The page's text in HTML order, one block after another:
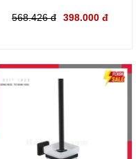
568.426 đ 398.000 đ